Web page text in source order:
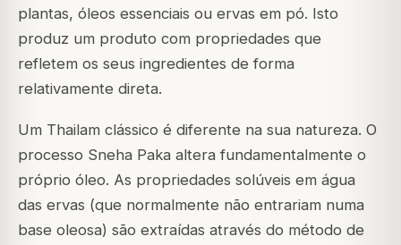
plantas, óleos essenciais ou ervas em pó. Isto
produz um produto com propriedades que
refletem os seus ingredientes de forma
relativamente direta.
Um Thailam clássico é diferente na sua natureza. O
processo Sneha Paka altera fundamentalmente o
próprio óleo. As propriedades solúveis em água
das ervas (que normalmente não entrariam numa
base oleosa) são extraídas através do método de